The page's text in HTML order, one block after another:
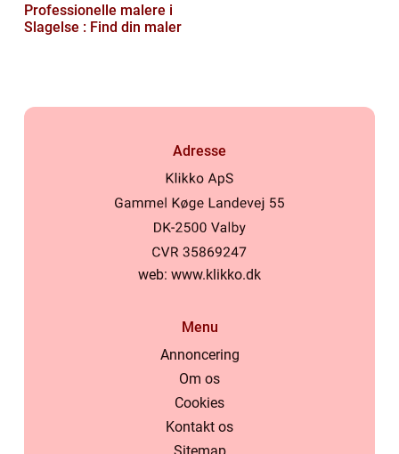
Professionelle malere i
Slagelse : Find din maler
Adresse
web: www.klikko.dk
Menu
Annoncering
Om os
Cookies
Kontakt os